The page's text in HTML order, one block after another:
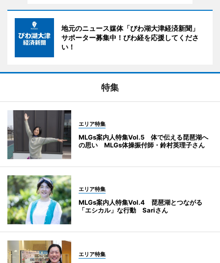
地元のニュース媒体「びわ湖大津経済新聞」
サポーター募集中！びわ経を応援してくださ
い！
特集
エリア特集
MLGs案内人特集Vol.5 体で伝える琵琶湖へ
の思い MLGs体操振付師・鈴村英理子さん
エリア特集
MLGs案内人特集Vol.4 琵琶湖とつながる
「エシカル」な行動 Sariさん
エリア特集